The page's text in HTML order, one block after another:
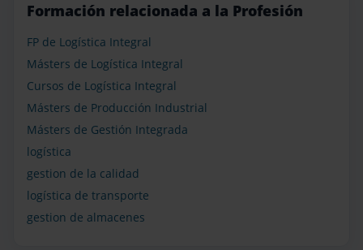
Formación relacionada a la Profesión
FP de Logística Integral
Másters de Logística Integral
Cursos de Logística Integral
Másters de Producción Industrial
Másters de Gestión Integrada
logística
gestion de la calidad
logística de transporte
gestion de almacenes